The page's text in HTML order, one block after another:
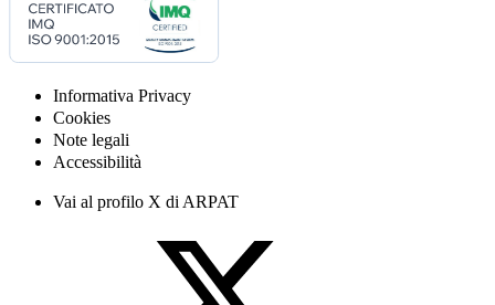
Informativa Privacy
Cookies
Note legali
Accessibilità
Vai al profilo X di ARPAT